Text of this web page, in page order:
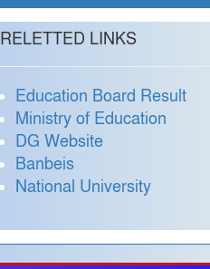
RELETTED LINKS
Education Board Result
Ministry of Education
DG Website
Banbeis
National University